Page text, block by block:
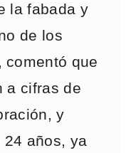
la fabada y
de los
comentó que
a cifras de
y
años, ya